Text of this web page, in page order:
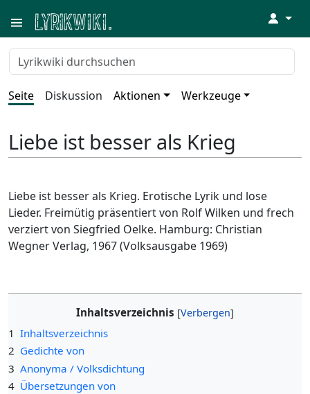
↓
Seite Diskussion Aktionen Werkzeuge
Liebe ist besser als Krieg
Liebe ist besser als Krieg. Erotische Lyrik und lose
Lieder. Freimütig präsentiert von Rolf Wilken und frech
verziert von Siegfried Oelke. Hamburg: Christian
Wegner Verlag, 1967 (Volksausgabe 1969)
Inhaltsverzeichnis
1 Inhaltsverzeichnis
2 Gedichte von
3 Anonyma / Volksdichtung
4 Übersetzungen von